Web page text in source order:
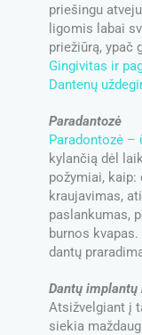
priešingu
ligomis labai
priežiūrą, ypač
Gingivitas ir
Dantenų
Paradantozė
Paradontozė –
kylančią dėl
požymiai, kaip:
kraujavimas,
paslankumas,
burnos
dantų
Dantų
Atsižvelgiant į
siekia